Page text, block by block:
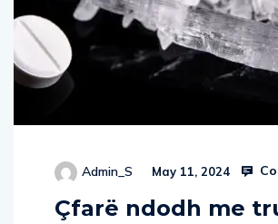
Admin_S May 11, 2024
Çfarë ndodh me